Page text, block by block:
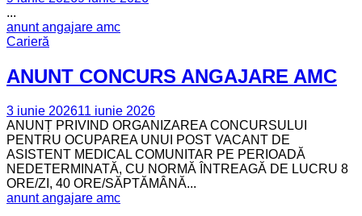
...
anunt angajare amc
Carieră
ANUNT CONCURS ANGAJARE AMC
3 iunie 202611 iunie 2026
ANUNȚ PRIVIND ORGANIZAREA CONCURSULUI
PENTRU OCUPAREA UNUI POST VACANT DE
ASISTENT MEDICAL COMUNITAR PE PERIOADĂ
NEDETERMINATĂ, CU NORMĂ ÎNTREAGĂ DE LUCRU 8
ORE/ZI, 40 ORE/SĂPTĂMÂNĂ...
anunt angajare amc